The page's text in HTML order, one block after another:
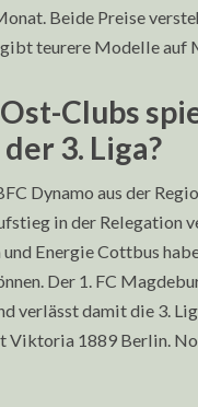
Beide Preise
gibt teurere Modelle auf
Clubs
3. Liga?
Dynamo aus der
in der Relegation
und Energie Cottbus
Der 1. FC
verlässt damit die 3.
Viktoria 1889 Berlin.